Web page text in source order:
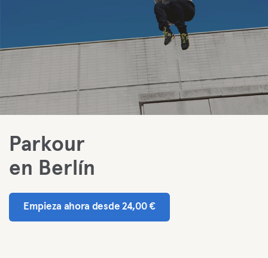
Parkour
en Berlín
Empieza ahora desde 24,00 €